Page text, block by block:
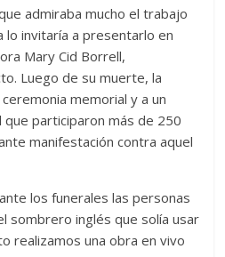
admiraba mucho el trabajo
lo invitaría a presentarlo en
Mary Cid Borrell,
Luego de su muerte, la
memorial y a un
participaron más de 250
manifestación contra aquel
los funerales las personas
sombrero inglés que solía usar
realizamos una obra en vivo